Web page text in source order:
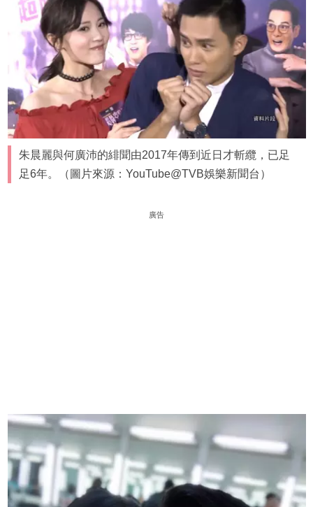
朱晨麗與何廣沛的緋聞由2017年傳到近日才斬纜，已足
足6年。（圖片來源：YouTube@TVB娛樂新聞台）
廣告